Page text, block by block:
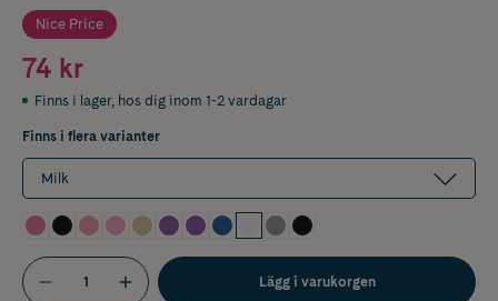
Nice Price
74 kr
Finns i lager, hos dig inom 1-2 vardagar
Finns i flera varianter
Milk
Lägg i varukorgen